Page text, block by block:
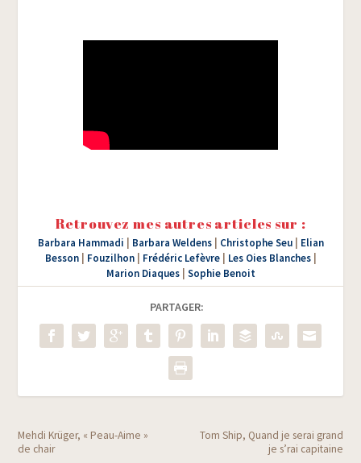
Retrouvez mes autres articles sur :
Barbara Hammadi Barbara Weldens| Christophe Seu| Elian
Besson| Fouzilhon| Frédéric Lefèvre| Les Oies Blanches|
Marion Diaques| Sophie Benoit
PARTAGER:
Mehdi Krüger, « Peau-Aime »
de chair
Tom Ship, Quand je serai grand
je s’rai capitaine